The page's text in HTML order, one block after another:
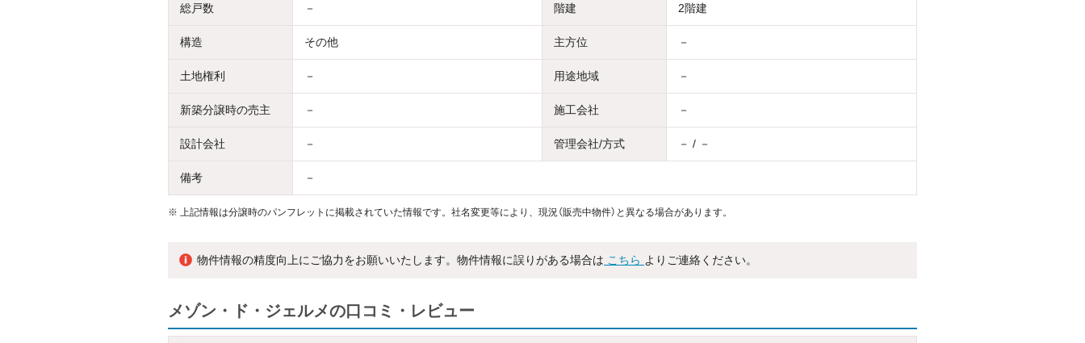
総戸数 － 階建 2階建
構造 その他 主方位 －
土地権利 － 用途地域 －
新築分譲時の売主 － 施工会社 －
設計会社 － 管理会社/方式 － / －
備考 －
※ 上記情報は分譲時のパンフレットに掲載されていた情報です。社名変更等により、現況（販売中物件）と異なる場合があります。
物件情報の精度向上にご協力をお願いいたします。物件情報に誤りがある場合は こちら よりご連絡ください。
メゾン・ド・ジェルメの口コミ・レビュー